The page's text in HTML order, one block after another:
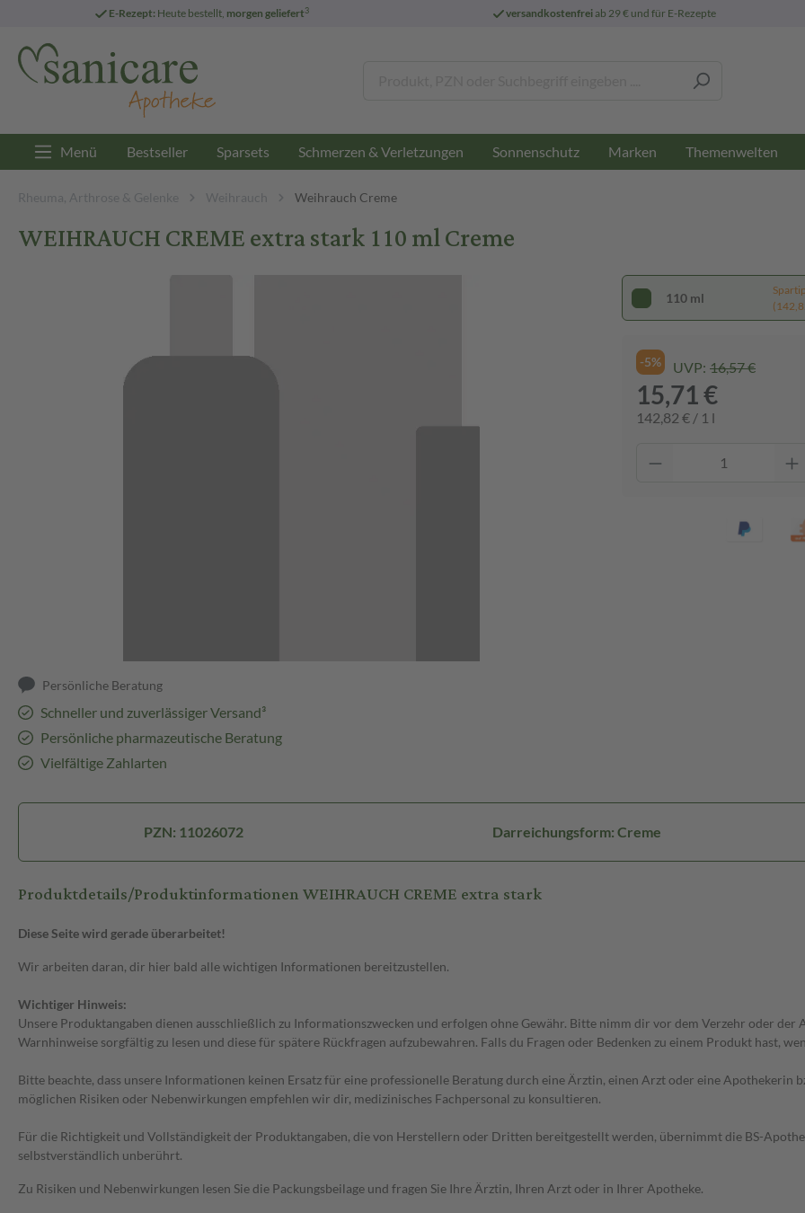
E-Rezept: Heute bestellt, morgen geliefert3 versandkostenfreiab 29 € und für E-Rezepte
Menü Bestseller Sparsets Schmerzen & Verletzungen Sonnenschutz Marken Themenwelten
Rheuma, Arthrose & Gelenke Weihrauch Weihrauch Creme
WEIHRAUCH CREME extra stark 110 ml Creme
Persönliche Beratung
Schneller und zuverlässiger Versand³
Persönliche pharmazeutische Beratung
Vielfältige Zahlarten
110 ml
-5% UVP: 16,57 €
15,71 €
142,82 € / 1 l
PZN: 11026072 Darreichungsform: Creme
Produktdetails/Produktinformationen WEIHRAUCH CREME extra stark
Diese Seite wird gerade überarbeitet!
Wir arbeiten daran, dir hier bald alle wichtigen Informationen bereitzustellen.
Wichtiger Hinweis:
Unsere Produktangaben dienen ausschließlich zu Informationszwecken und erfolgen ohne Gewähr. Bitte nimm dir vor dem Verzehr oder
Warnhinweise sorgfältig zu lesen und diese für spätere Rückfragen aufzubewahren. Falls du Fragen oder Bedenken zu einem Produkt hast,
Bitte beachte, dass unsere Informationen keinen Ersatz für eine professionelle Beratung durch eine Ärztin, einen Arzt oder eine Apothekerin
möglichen Risiken oder Nebenwirkungen empfehlen wir dir, medizinisches Fachpersonal zu konsultieren.
Für die Richtigkeit und Vollständigkeit der Produktangaben, die von Herstellern oder Dritten bereitgestellt werden, übernimmt die BS-
selbstverständlich unberührt.
Zu Risiken und Nebenwirkungen lesen Sie die Packungsbeilage und fragen Sie Ihre Ärztin, Ihren Arzt oder in Ihrer Apotheke.